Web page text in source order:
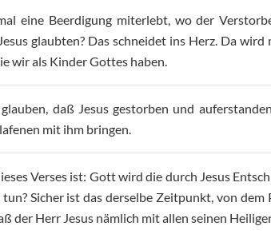
eine Beerdigung miterlebt, wo der
glaubten? Das schneidet ins Herz. Da
wir als Kinder Gottes haben.
daß Jesus gestorben und
mit ihm bringen.
Verses ist: Gott wird die durch Jesus
Sicher ist das derselbe Zeitpunkt, von
der Herr Jesus nämlich mit allen seinen